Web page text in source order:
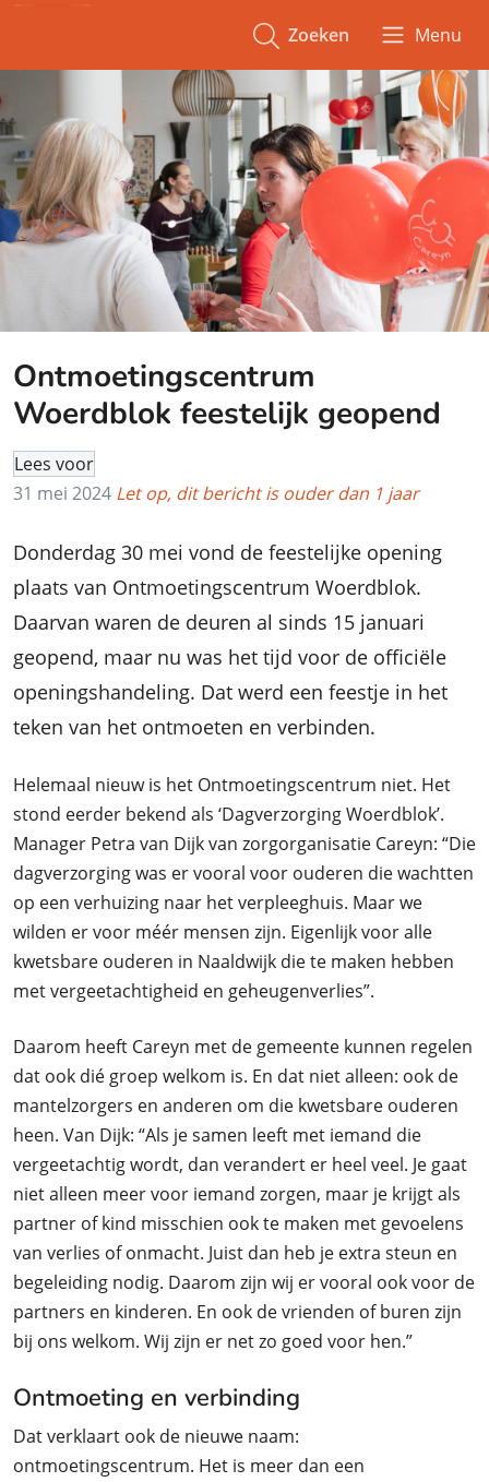
Zoeken Menu
Ontmoetingscentrum
Woerdblok feestelijk geopend
Lees voor
31 mei 2024 Let op, dit bericht is ouder dan 1 jaar
Donderdag 30 mei vond de feestelijke opening
plaats van Ontmoetingscentrum Woerdblok.
Daarvan waren de deuren al sinds 15 januari
geopend, maar nu was het tijd voor de officiële
openingshandeling. Dat werd een feestje in het
teken van het ontmoeten en verbinden.
Helemaal nieuw is het Ontmoetingscentrum niet. Het
stond eerder bekend als ‘Dagverzorging Woerdblok’.
Manager Petra van Dijk van zorgorganisatie Careyn: “Die
dagverzorging was er vooral voor ouderen die wachtten
op een verhuizing naar het verpleeghuis. Maar we
wilden er voor méér mensen zijn. Eigenlijk voor alle
kwetsbare ouderen in Naaldwijk die te maken hebben
met vergeetachtigheid en geheugenverlies”.
Daarom heeft Careyn met de gemeente kunnen regelen
dat ook dié groep welkom is. En dat niet alleen: ook de
mantelzorgers en anderen om die kwetsbare ouderen
heen. Van Dijk: “Als je samen leeft met iemand die
vergeetachtig wordt, dan verandert er heel veel. Je gaat
niet alleen meer voor iemand zorgen, maar je krijgt als
partner of kind misschien ook te maken met gevoelens
van verlies of onmacht. Juist dan heb je extra steun en
begeleiding nodig. Daarom zijn wij er vooral ook voor de
partners en kinderen. En ook de vrienden of buren zijn
bij ons welkom. Wij zijn er net zo goed voor hen.”
Ontmoeting en verbinding
Dat verklaart ook de nieuwe naam:
ontmoetingscentrum. Het is meer dan een